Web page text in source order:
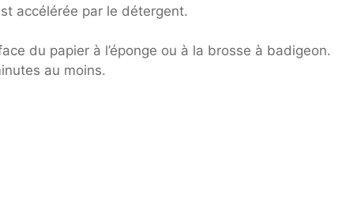
accélérée par le détergent.
du papier à l’éponge ou à la brosse à badigeon.
au moins.